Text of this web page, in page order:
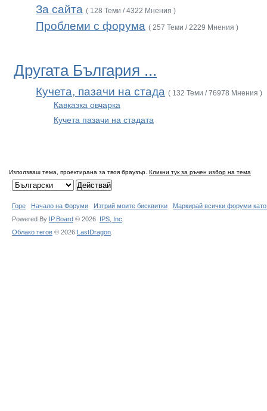
За сайта ( 128 Теми / 4322 Мнения )
Проблеми с форума ( 257 Теми / 2229 Мнения )
Другата България ...
Кучета, пазачи на стада ( 132 Теми / 76978 Мнения )
Кавказка овчарка
Кучета пазачи на стадата
Използваш тема, проектирана за твоя браузър. Кликни тук за ръчен избор на тема
Горе Начало на Форуми Изтрий моите бисквитки
Маркирай всички форуми
Powered By IP.Board © 2026 IPS, Inc
Облако тегов © 2026 LastDragon